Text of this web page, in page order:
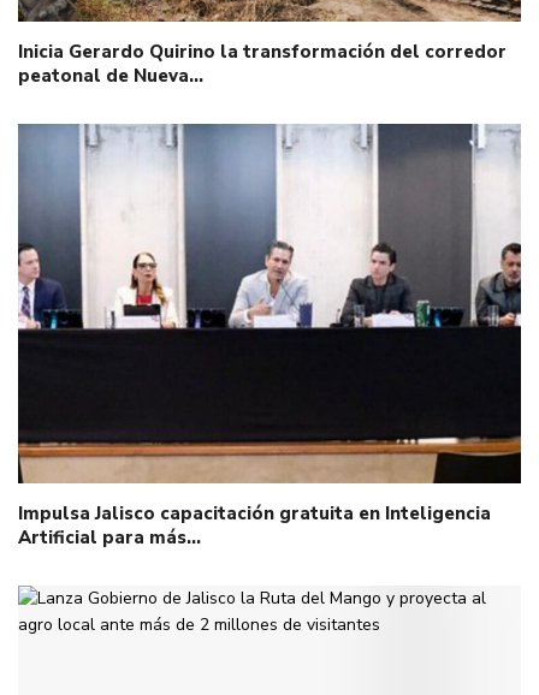
Inicia Gerardo Quirino la transformación del corredor
peatonal de Nueva…
Impulsa Jalisco capacitación gratuita en Inteligencia
Artificial para más…